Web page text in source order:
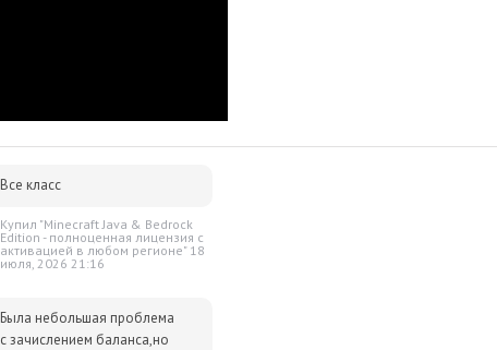
Все класс
Купил "Minecraft Java & Bedrock
Edition - полноценная лицензия c
активацией в любом регионе" 18
июля, 2026 21:16
Была небольшая проблема
с зачислением баланса,но